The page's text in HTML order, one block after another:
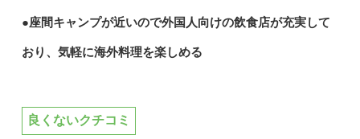
●座間キャンプが近いので外国人向けの飲食店が充実して
おり、気軽に海外料理を楽しめる
良くないクチコミ